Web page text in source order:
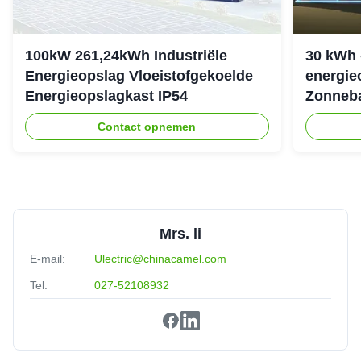
100kW 261,24kWh Industriële
Energieopslag Vloeistofgekoelde
Energieopslagkast IP54
Contact opnemen
30 kWh
Mrs. li
E-mail: Ulectric@chinacamel.com
Tel: 027-52108932